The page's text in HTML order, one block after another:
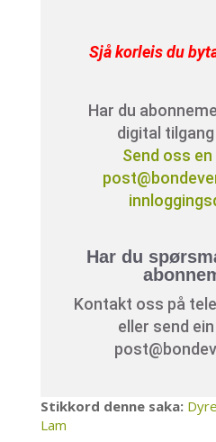
Sjå korleis du
Har du
digital
Send oss
Har du
Kontakt oss på
eller send
Stikkord denne saka:
Lam